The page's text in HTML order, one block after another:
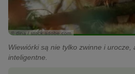
© dina / stock.adobe.com
Wiewiórki są nie tylko zwinne i urocze,
inteligentne.